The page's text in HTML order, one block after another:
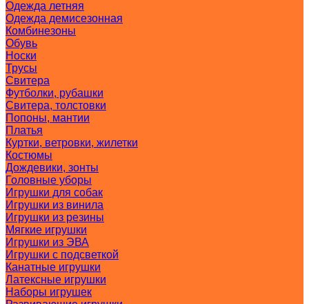
Одежда летняя
Одежда демисезонная
Комбинезоны
Обувь
Носки
Трусы
Свитера
Футболки, рубашки
Свитера, толстовки
Попоны, мантии
Платья
Куртки, ветровки, жилетки
Костюмы
Дождевики, зонты
Головные уборы
Игрушки для собак
Игрушки из винила
Игрушки из резины
Мягкие игрушки
Игрушки из ЭВА
Игрушки с подсветкой
Канатные игрушки
Латексные игрушки
Наборы игрушек